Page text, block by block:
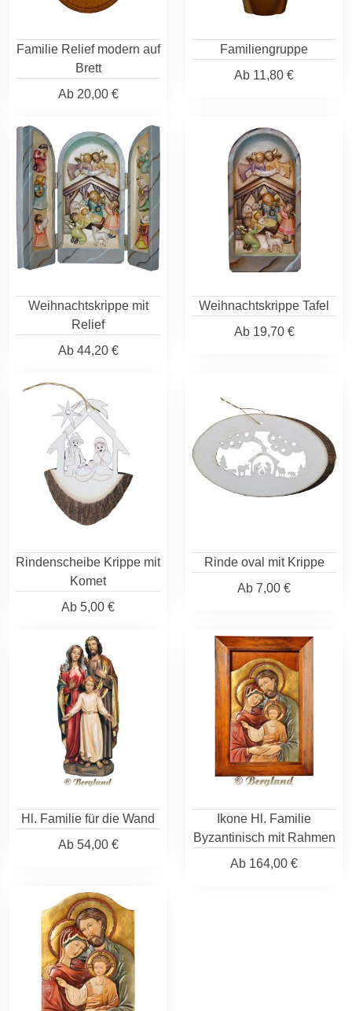
Familie Relief modern auf
Brett
Ab20,00 €
Familiengruppe
Ab 11,80 €
Weihnachtskrippe mit
Relief
Ab44,20 €
Weihnachtskrippe Tafel
Ab19,70 €
Rindenscheibe Krippe mit
Komet
Ab 5,00 €
Rinde oval mit Krippe
Ab 7,00 €
Hl. Familie für die Wand
Ab54,00 €
Ikone Hl. Familie
Byzantinisch mit Rahmen
Ab 164,00 €